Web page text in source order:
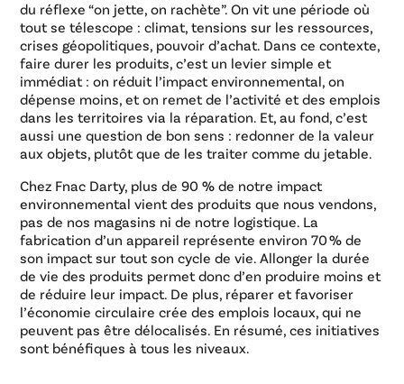
du réflexe “on jette, on rachète”. On vit une période où
tout se télescope : climat, tensions sur les ressources,
crises géopolitiques, pouvoir d’achat. Dans ce contexte,
faire durer les produits, c’est un levier simple et
immédiat : on réduit l’impact environnemental, on
dépense moins, et on remet de l’activité et des emplois
dans les territoires via la réparation. Et, au fond, c’est
aussi une question de bon sens : redonner de la valeur
aux objets, plutôt que de les traiter comme du jetable.
Chez Fnac Darty, plus de 90 % de notre impact
environnemental vient des produits que nous vendons,
pas de nos magasins ni de notre logistique. La
fabrication d’un appareil représente environ 70 % de
son impact sur tout son cycle de vie. Allonger la durée
de vie des produits permet donc d’en produire moins et
de réduire leur impact. De plus, réparer et favoriser
l’économie circulaire crée des emplois locaux, qui ne
peuvent pas être délocalisés. En résumé, ces initiatives
sont bénéfiques à tous les niveaux.